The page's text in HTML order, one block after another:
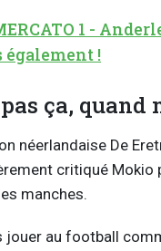
1 -
également !
ça, quand
néerlandaise De
critiqué Mokio
manches.
jouer au football